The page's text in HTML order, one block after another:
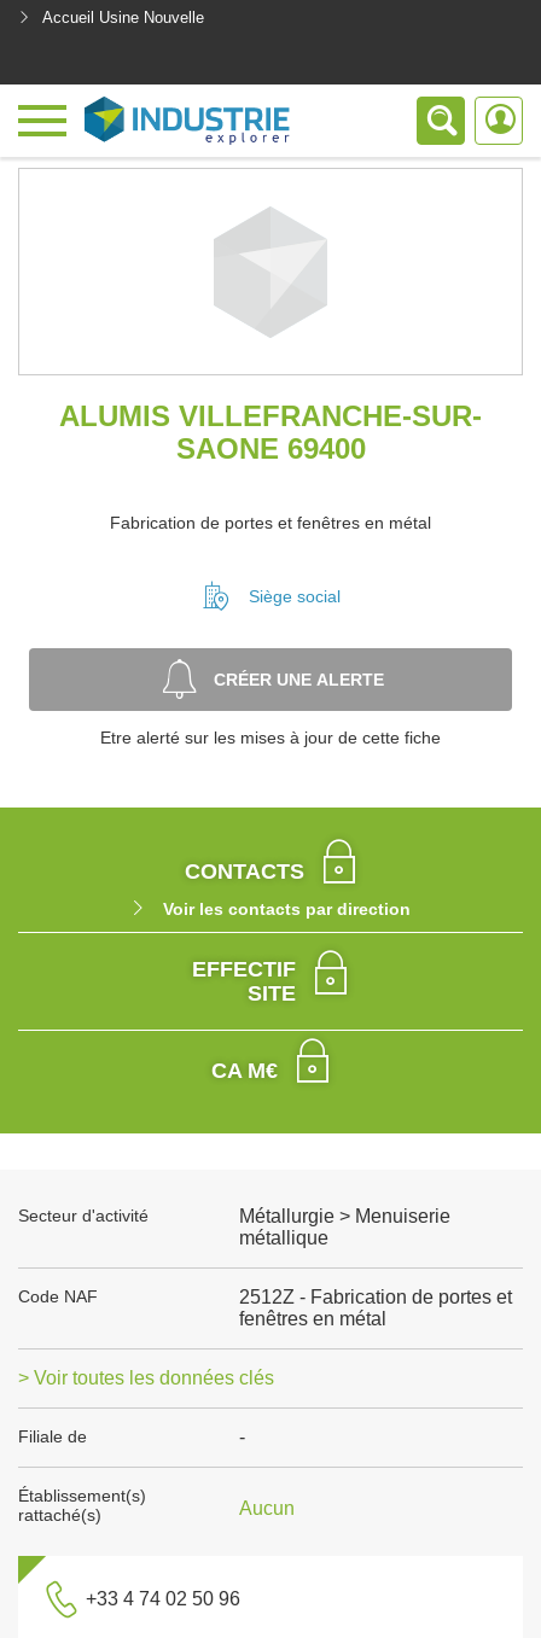
Accueil Usine Nouvelle
ALUMIS VILLEFRANCHE-SUR-
SAONE 69400
Fabrication de portes et fenêtres en métal
Siège social
CRÉER UNE ALERTE
Etre alerté sur les mises à jour de cette fiche
CONTACTS
Voir les contacts par direction
EFFECTIF
SITE
CA M€
Secteur d'activité
Métallurgie > Menuiserie
métallique
Code NAF
2512Z - Fabrication de portes et
fenêtres en métal
> Voir toutes les données clés
Filiale de -
Établissement(s)
rattaché(s)
Aucun
+33 4 74 02 50 96